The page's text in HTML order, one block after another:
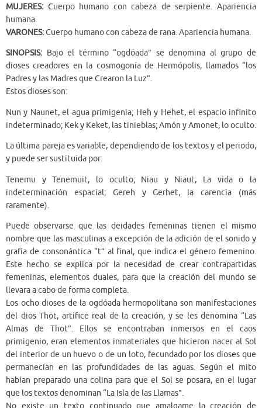
MUJERES: Cuerpo humano con cabeza de serpiente. Apariencia
humana.
VARONES:Cuerpo humano con cabeza de rana. Apariencia humana.
SINOPSIS: Bajo el término “ogdóada” se denomina al grupo de
dioses creadores en la cosmogonía de Hermópolis, llamados “los
Padres y las Madres que Crearon la Luz”.
Estos dioses son:
Nun y Naunet, el agua primigenia; Heh y Hehet, el espacio infinito
indeterminado; Kek y Keket, las tinieblas; Amón y Amonet, lo oculto.
La última pareja es variable, dependiendo de los textos y el periodo,
y puede ser sustituida por:
Tenemu y Tenemuit, lo oculto; Niau y Niaut, La vida o la
indeterminación espacial; Gereh y Gerhet, la carencia (más
raramente).
Puede observarse que las deidades femeninas tienen el mismo
nombre que las masculinas a excepción de la adición de el sonido y
grafía de consonántica “t” al final, que indica el género femenino.
Este hecho se explica por la necesidad de crear contrapartidas
femeninas, elementos duales, para que la creación del mundo se
llevara a cabo de forma completa.
Los ocho dioses de la ogdóada hermopolitana son manifestaciones
del dios Thot, artífice real de la creación, y se les denomina “Las
Almas de Thot”. Ellos se encontraban inmersos en el caos
primigenio, eran elementos inmateriales que hicieron nacer al Sol
del interior de un huevo o de un loto, fecundado por los dioses que
permanecían en las profundidades de las aguas. Según el mito
habían preparado una colina para que el Sol se posara, en el lugar
que los textos denominan “La Isla de las Llamas”.
No existe un texto continuado que amalgame la creación de